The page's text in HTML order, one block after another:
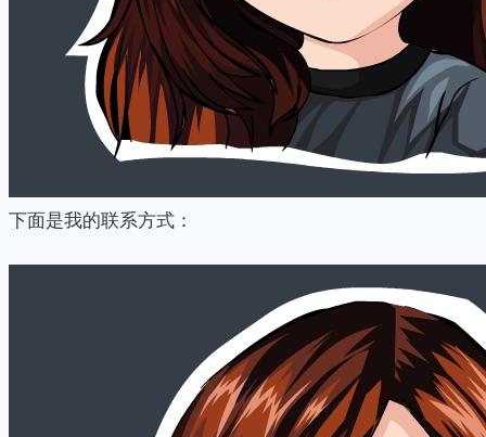
下面是我的联系方式：